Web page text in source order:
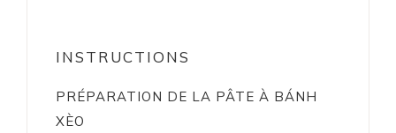
INSTRUCTIONS
PRÉPARATION DE LA PÂTE À BÁNH
XÈO